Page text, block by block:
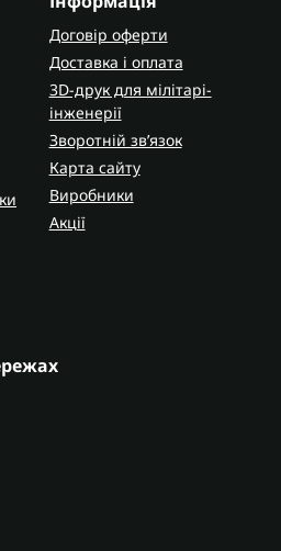
Договір оферти
Доставка і оплата
3D-друк для мілітарі-
інженерії
Зворотній зв’язок
Карта сайту
Виробники
Акції